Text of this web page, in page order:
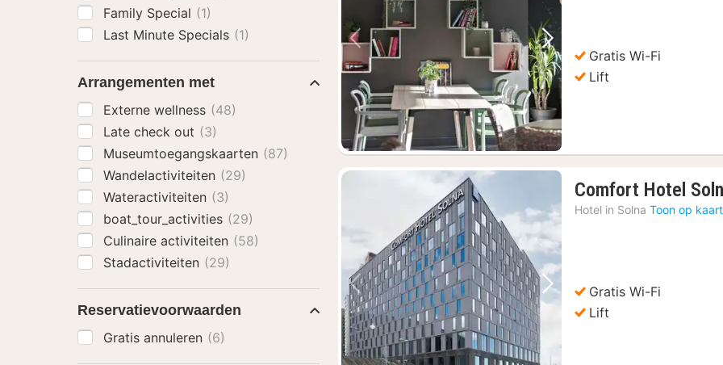
Vorige foto Volgende foto
Gratis Wi-Fi
Lift
Vorige foto Volgende foto
Comfort Hotel
Hotel in Solna Toon op kaart
Gratis Wi-Fi
Lift
Family Special (1)
Last Minute Specials (1)
Arrangementen met
Externe wellness (48)
Late check out (3)
Museumtoegangskaarten (87)
Wandelactiviteiten (29)
Wateractiviteiten (3)
boat_tour_activities (29)
Culinaire activiteiten (58)
Stadactiviteiten (29)
Reservatievoorwaarden
Gratis annuleren (6)